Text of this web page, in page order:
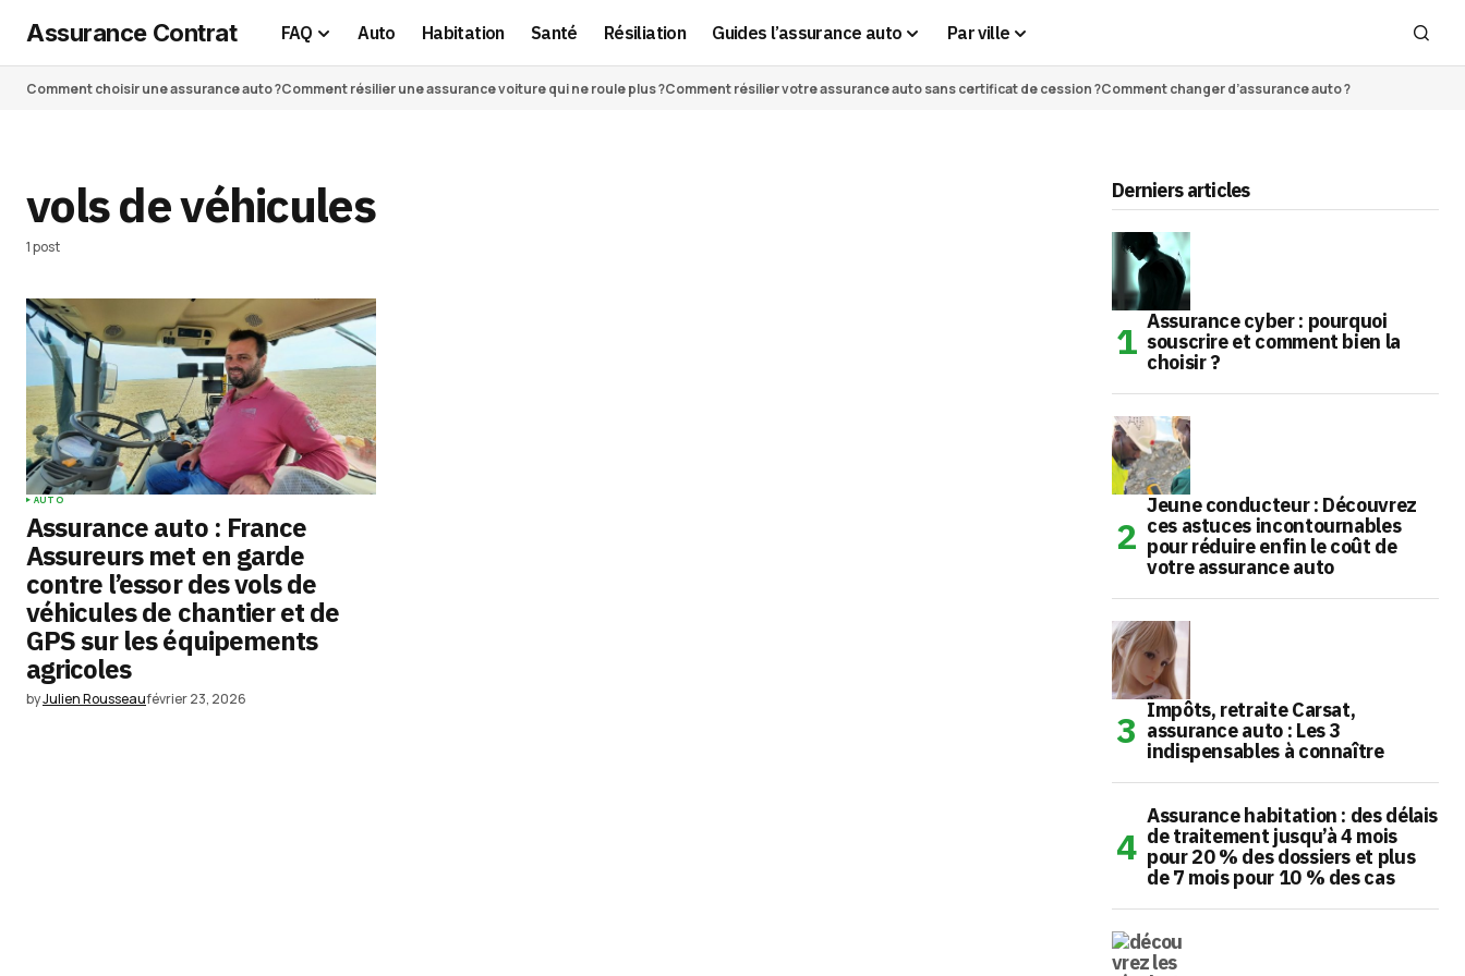
Assurance Contrat FAQ Auto Habitation Santé Résiliation Guides l’assurance auto Par ville
Comment choisir une assurance auto ?Comment résilier une assurance voiture qui ne roule plus ?Comment résilier votre assurance auto sans certificat de cession ?Comment changer d’assurance auto ?
vols de véhicules
1 post
AUTO
Assurance auto : France
Assureurs met en garde
contre l’essor des vols de
véhicules de chantier et de
GPS sur les équipements
agricoles
byJulien Rousseaufévrier 23, 2026
Derniers articles
Assurance cyber : pourquoi
souscrire et comment bien la
choisir ?
Jeune conducteur : Découvrez
ces astuces incontournables
pour réduire enfin le coût de
votre assurance auto
Impôts, retraite Carsat,
assurance auto : Les 3
indispensables à connaître
Assurance habitation : des délais
de traitement jusqu’à 4 mois
pour 20 % des dossiers et plus
de 7 mois pour 10 % des cas